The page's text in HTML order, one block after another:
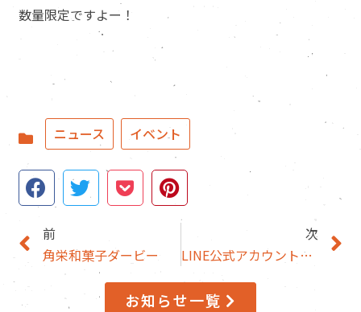
数量限定ですよー！
ニュース イベント
前
角栄和菓子ダービー
次
LINE公式アカウントができましたヽ(´▽｀)/
お知らせ一覧